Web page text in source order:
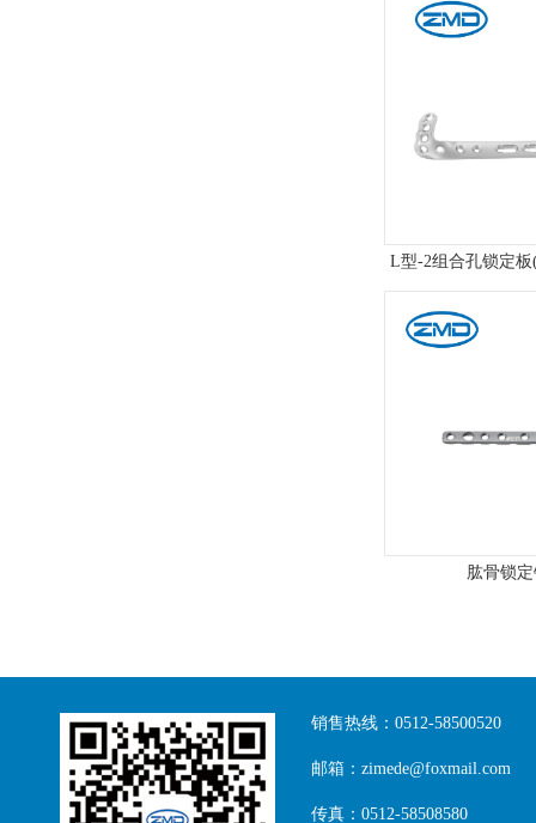
L型-2组合孔锁定
肱骨锁
销售热线：0512-58500520
邮箱：zimede@foxmail.com
传真：0512-58508580